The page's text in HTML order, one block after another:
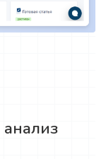
анализ